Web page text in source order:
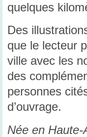
quelques
Des
que le lecteur
ville avec les
des
personnes
d’ouvrage.
Née en